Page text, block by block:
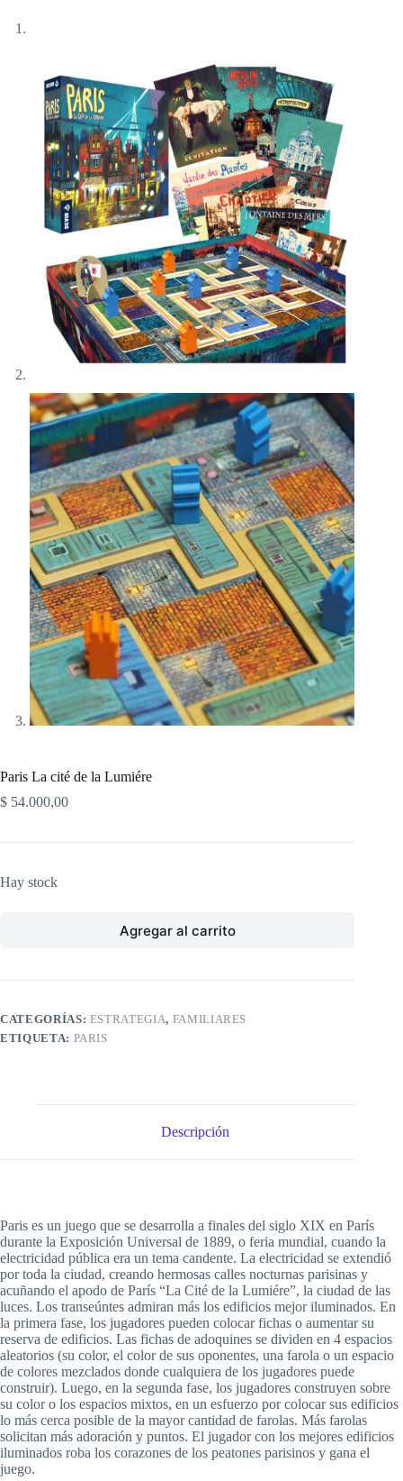
Paris La cité de la Lumiére
$ 54.000,00
Hay stock
Agregar al carrito
CATEGORÍAS: ESTRATEGIA, FAMILIARES
ETIQUETA: PARIS
Descripción
Paris es un juego que se desarrolla a finales del siglo XIX en París
durante la Exposición Universal de 1889, o feria mundial, cuando la
electricidad pública era un tema candente. La electricidad se extendió
por toda la ciudad, creando hermosas calles nocturnas parisinas y
acuñando el apodo de París “La Cité de la Lumiére”, la ciudad de las
luces. Los transeúntes admiran más los edificios mejor iluminados. En
la primera fase, los jugadores pueden colocar fichas o aumentar su
reserva de edificios. Las fichas de adoquines se dividen en 4 espacios
aleatorios (su color, el color de sus oponentes, una farola o un espacio
de colores mezclados donde cualquiera de los jugadores puede
construir). Luego, en la segunda fase, los jugadores construyen sobre
su color o los espacios mixtos, en un esfuerzo por colocar sus edificios
lo más cerca posible de la mayor cantidad de farolas. Más farolas
solicitan más adoración y puntos. El jugador con los mejores edificios
iluminados roba los corazones de los peatones parisinos y gana el
juego.